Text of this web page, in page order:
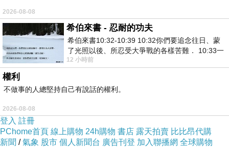
2026-08-08
希伯來書 - 忍耐的功夫
希伯來書10:32-10:39 10:32你們要追念往日、蒙
了光照以後、所忍受大爭戰的各樣苦難． 10:33一
面被毀謗、遭患難、成了戲景、叫眾人
12 小時前
權利
不做事的人總堅持自己有說話的權利。
2026-08-08
登入 註冊
PChome首頁 線上購物 24h購物 書店 露天拍賣 比比昂代購
新聞 /氣象 股市 個人新聞台 廣告刊登 加入聯播網 全球購物